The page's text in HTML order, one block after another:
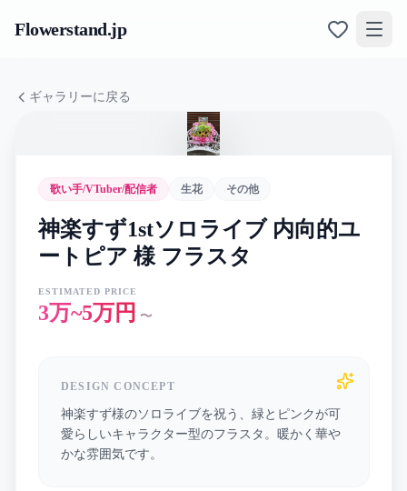
Flowerstand.jp
ギャラリーに戻る
歌い手/VTuber/配信者 生花 その他
神楽すず1stソロライブ 内向的ユ
ートピア 様 フラスタ
ESTIMATED PRICE
3万~5万円 〜
DESIGN CONCEPT
神楽すず様のソロライブを祝う、緑とピンクが可
愛らしいキャラクター型のフラスタ。暖かく華や
かな雰囲気です。